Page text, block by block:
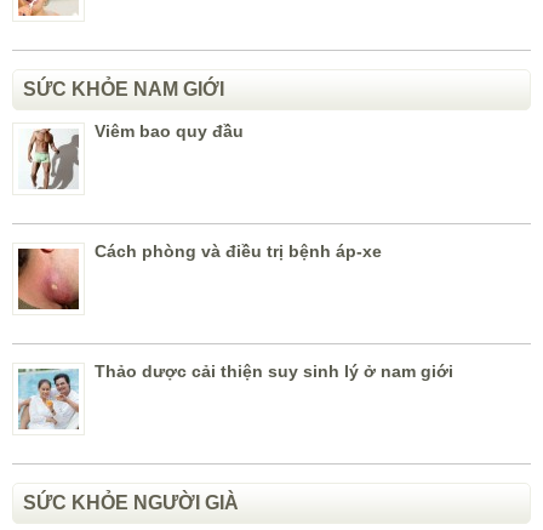
SỨC KHỎE NAM GIỚI
Viêm bao quy đầu
Cách phòng và điều trị bệnh áp-xe
Thảo dược cải thiện suy sinh lý ở nam giới
SỨC KHỎE NGƯỜI GIÀ